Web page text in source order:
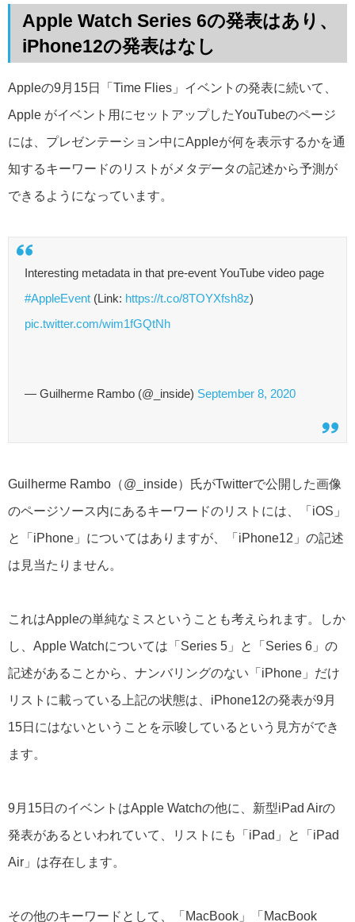
Apple Watch Series 6の発表はあり、
iPhone12の発表はなし
Appleの9月15日「Time Flies」イベントの発表に続いて、
Apple がイベント用にセットアップしたYouTubeのページ
には、プレゼンテーション中にAppleが何を表示するかを通
知するキーワードのリストがメタデータの記述から予測が
できるようになっています。
Interesting metadata in that pre-event YouTube video page
#AppleEvent (Link: https://t.co/8TOYXfsh8z)
pic.twitter.com/wim1fGQtNh
— Guilherme Rambo (@_inside) September 8, 2020
Guilherme Rambo（@_inside）氏がTwitterで公開した画像
のページソース内にあるキーワードのリストには、「iOS」
と「iPhone」についてはありますが、「iPhone12」の記述
は見当たりません。
これはAppleの単純なミスということも考えられます。しか
し、Apple Watchについては「Series 5」と「Series 6」の
記述があることから、ナンバリングのない「iPhone」だけ
リストに載っている上記の状態は、iPhone12の発表が9月
15日にはないということを示唆しているという見方ができ
ます。
9月15日のイベントはApple Watchの他に、新型iPad Airの
発表があるといわれていて、リストにも「iPad」と「iPad
Air」は存在します。
その他のキーワードとして、「MacBook」「MacBook